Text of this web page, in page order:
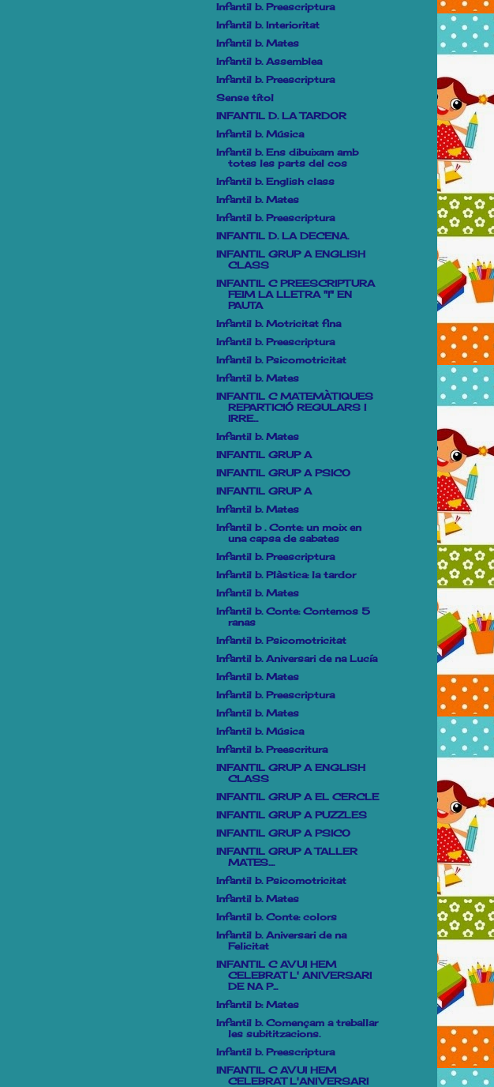
Infantil b. Preescriptura
Infantil b. Interioritat
Infantil b. Mates
Infantil b. Assemblea
Infantil b. Preescriptura
Sense títol
INFANTIL D. LA TARDOR
Infantil b. Música
Infantil b. Ens dibuixam amb
totes les parts del cos
Infantil b. English class
Infantil b. Mates
Infantil b. Preescriptura
INFANTIL D. LA DECENA.
INFANTIL GRUP A ENGLISH
CLASS
INFANTIL C PREESCRIPTURA
FEIM LA LLETRA "I" EN
PAUTA
Infantil b. Motricitat fina
Infantil b. Preescriptura
Infantil b. Psicomotricitat
Infantil b. Mates
INFANTIL C MATEMÀTIQUES
REPARTICIÓ REGULARS I
IRRE...
Infantil b. Mates
INFANTIL GRUP A
INFANTIL GRUP A PSICO
INFANTIL GRUP A
Infantil b. Mates
Infantil b . Conte: un moix en
una capsa de sabates
Infantil b. Preescriptura
Infantil b. Plàstica: la tardor
Infantil b. Mates
Infantil b. Conte: Contemos 5
ranas
Infantil b. Psicomotricitat
Infantil b. Aniversari de na Lucía
Infantil b. Mates
Infantil b. Preescriptura
Infantil b. Mates
Infantil b. Música
Infantil b. Preescritura
INFANTIL GRUP A ENGLISH
CLASS
INFANTIL GRUP A EL CERCLE
INFANTIL GRUP A PUZZLES
INFANTIL GRUP A PSICO
INFANTIL GRUP A TALLER
MATES....
Infantil b. Psicomotricitat
Infantil b. Mates
Infantil b. Conte: colors
Infantil b. Aniversari de na
Felicitat
INFANTIL C AVUI HEM
CELEBRAT L' ANIVERSARI
DE NA P...
Infantil b: Mates
Infantil b. Començam a treballar
les subititzacions.
Infantil b. Preescriptura
INFANTIL C AVUI HEM
CELEBRAT L'ANIVERSARI